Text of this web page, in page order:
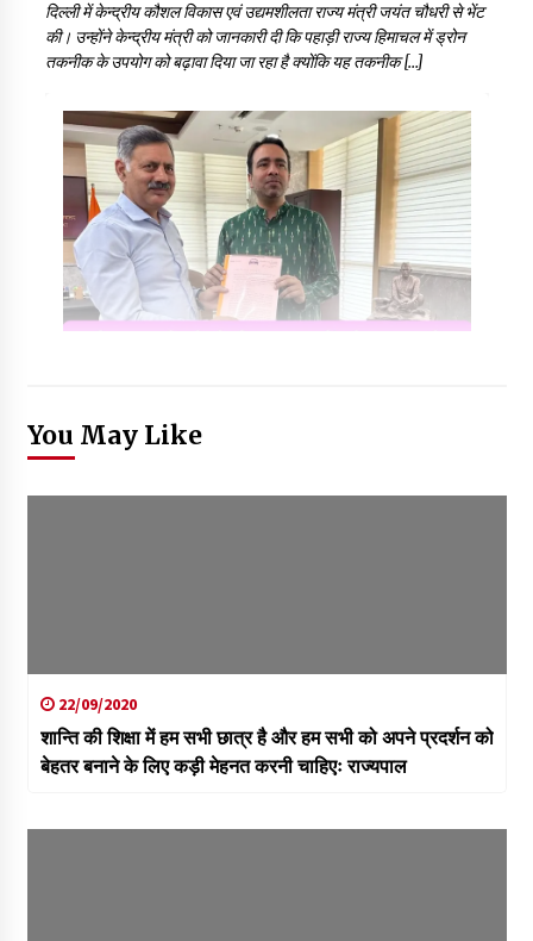
दिल्ली में केन्द्रीय कौशल विकास एवं उद्यमशीलता राज्य मंत्री जयंत चौधरी से भेंट
की। उन्होंने केन्द्रीय मंत्री को जानकारी दी कि पहाड़ी राज्य हिमाचल में ड्रोन
तकनीक के उपयोग को बढ़ावा दिया जा रहा है क्योंकि यह तकनीक […]
You May Like
22/09/2020
शान्ति की शिक्षा में हम सभी छात्र है और हम सभी को अपने प्रदर्शन को
बेहतर बनाने के लिए कड़ी मेहनत करनी चाहिएः राज्यपाल